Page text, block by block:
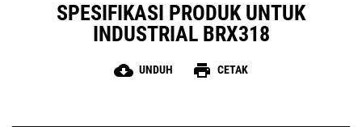
SPESIFIKASI PRODUK UNTUK
INDUSTRIAL BRX318
cloud_download UNDUH print CETAK